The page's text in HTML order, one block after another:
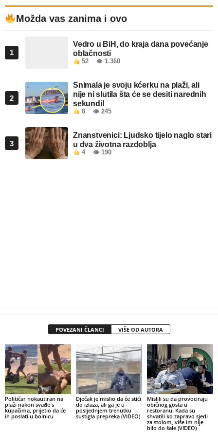
Možda vas zanima i ovo
1
Vedro u BiH, do kraja dana povećanje
oblačnosti
52 👁 1.360
2
Snimala je svoju kćerku na plaži, ali
nije ni slutila šta će se desiti narednih
sekundi!
8 👁 245
3
Znanstvenici: Ljudsko tijelo naglo stari
u dva životna razdoblja
4 👁 190
POVEZANI ČLANCI VIŠE OD AUTORA
Političar nokautiran na
plaži nakon svađe s
kupačima, prijetio da će
ih poslati u bolnicu
Dječak je mislio da će stići
do izlaza, ali ga je u
posljednjem trenutku
sustigla prepreka (VIDEO)
Mislili su da provociraju
običnog gosta u
restoranu. Kada su
shvatili ko zapravo sjedi
za stolom, više im nije
bilo do šale (VIDEO)